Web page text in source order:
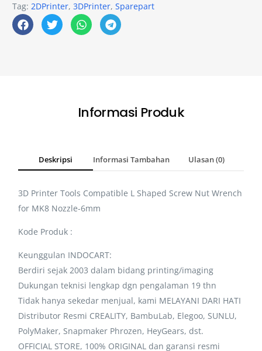
Tag:2DPrinter,3DPrinter,Sparepart
Informasi Produk
Deskripsi Informasi Tambahan Ulasan (0)
3D Printer Tools Compatible L Shaped Screw Nut Wrench
for MK8 Nozzle-6mm
Kode Produk :
Keunggulan INDOCART:
Berdiri sejak 2003 dalam bidang printing/imaging
Dukungan teknisi lengkap dgn pengalaman 19 thn
Tidak hanya sekedar menjual, kami MELAYANI DARI HATI
Distributor Resmi CREALITY, BambuLab, Elegoo, SUNLU,
PolyMaker, Snapmaker Phrozen, HeyGears, dst.
OFFICIAL STORE, 100% ORIGINAL dan garansi resmi